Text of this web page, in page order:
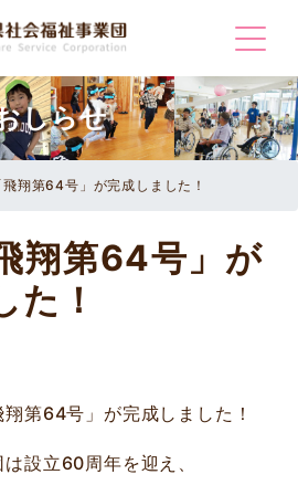
しらせ
翔第64号」が完成しました！
翔第64号」が
た！
第64号」が完成しました！
設立60周年を迎え、